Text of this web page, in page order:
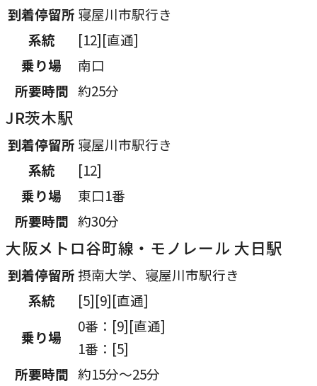
す
到着停留所 寝屋川市駅行き
系統
[12][直通]
乗り場
南口
所要時間 約25分
JR茨木駅
到着停留所 寝屋川市駅行き
系統
[12]
乗り場
東口1番
所要時間 約30分
大阪メトロ谷町線・モノレール 大日駅
到着停留所 摂南大学、寝屋川市駅行き
系統
[5][9][直通]
乗り場
0番：[9][直通]
1番：[5]
所要時間 約15分～25分